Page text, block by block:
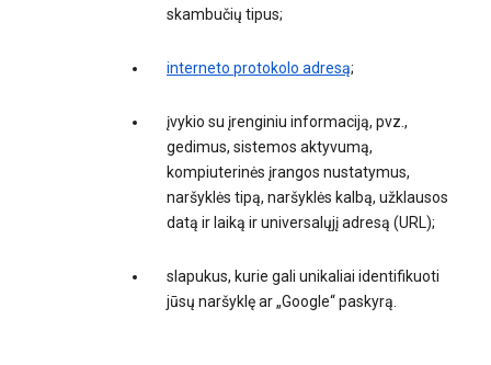
skambučių tipus;
interneto protokolo adresą;
įvykio su įrenginiu informaciją, pvz.,
gedimus, sistemos aktyvumą,
kompiuterinės įrangos nustatymus,
naršyklės tipą, naršyklės kalbą, užklausos
datą ir laiką ir universalųjį adresą (URL);
slapukus, kurie gali unikaliai identifikuoti
jūsų naršyklę ar „Google“ paskyrą.